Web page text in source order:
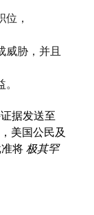
，
威胁，并且
据发送至
美国公民及
将 极其罕